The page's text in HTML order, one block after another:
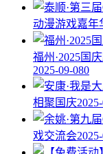
动漫游戏嘉年
福州·2025国
2025-09-080
相聚国庆
戏交流会